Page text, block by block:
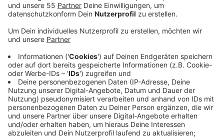
Anzeige
schon am Donnerstag (11.Juli), einen Tag früher als
sonst. Das hatten sich die Besucher, aber auch die
Winzer gewünscht. Damit startet das Fest auf dem
Basildonplatz zum ersten Mal schon einen Tag früher,
heißt es von der Stadt Heiligenhaus. 7 Winzer aus den
Anbauregionen Mosel, Nahe, Rheinhessen und der
Pfalz kommen auf den Basildonplatz. Durch den